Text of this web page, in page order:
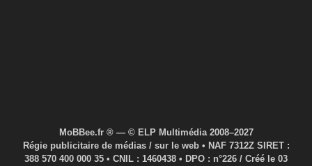
MoBBee.fr ® — © ELP Multimédia 2008–2027
Régie publicitaire de médias / sur le web • NAF 7312Z SIRET :
388 570 400 000 35 • CNIL : 1460438 • DPO : n°226 / Créé le 03